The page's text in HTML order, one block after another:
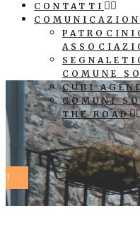
CONTATTI
COMUNE
CUBI
COMUNI
THE ROAD